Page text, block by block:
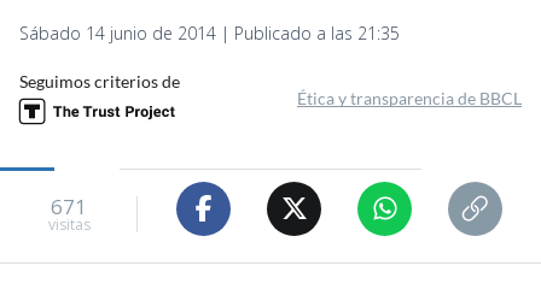
Sábado 14 junio de 2014 | Publicado a las 21:35
Seguimos criterios de
Ética y transparencia de BBCL
671
visitas